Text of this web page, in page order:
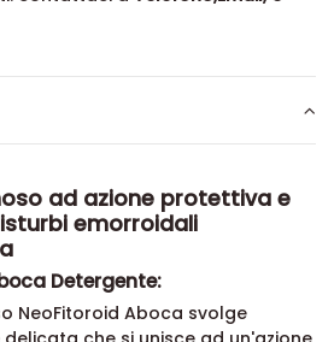
contattaci a
ad azione protettiva e
emorroidali
Detergente: